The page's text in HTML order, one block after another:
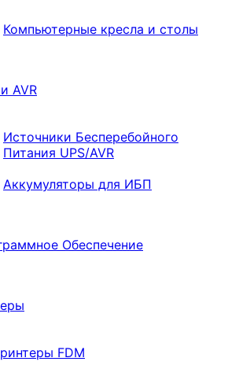
Компьютерные кресла и столы
AVR
Источники Бесперебойного
Питания UPS/AVR
Аккумуляторы для ИБП
Обеспечение
FDM